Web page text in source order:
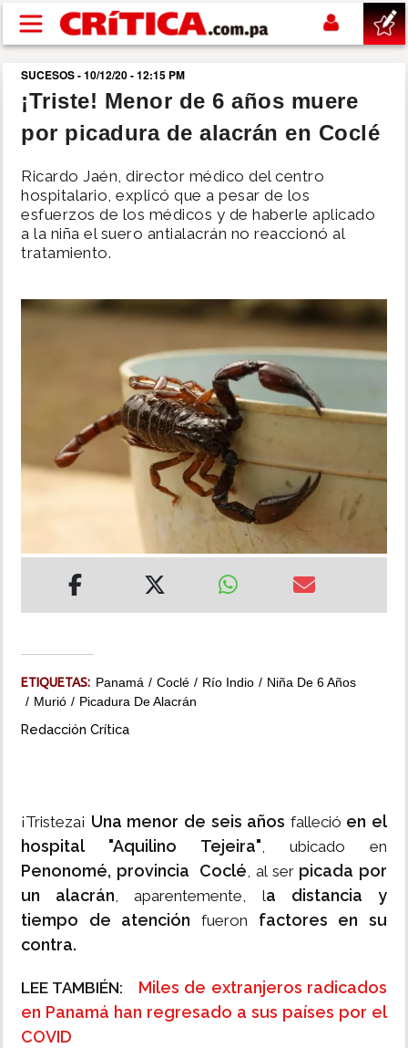
Pasar al contenido principal
buscar
SUCESOS
NACIONAL
POLÍTICA
INSÓLITAS
SUCESOS - 10/12/20 - 12:15 PM
¡Triste! Menor de 6 años muere
por picadura de alacrán en Coclé
Ricardo Jaén, director médico del centro
hospitalario, explicó que a pesar de los
esfuerzos de los médicos y de haberle aplicado
a la niña el suero antialacrán no reaccionó al
tratamiento.
ETIQUETAS: Panamá Coclé Río Indio
Niña De 6 Años
Murió
Picadura De Alacrán
Redacción Crítica
¡Tristeza¡ Una menor de seis años falleció en el
hospital "Aquilino Tejeira", ubicado en
Penonomé, provincia Coclé, al ser picada por
un alacrán, aparentemente, la distancia y
tiempo de atención fueron factores en su
contra.
LEE TAMBIÉN: Miles de extranjeros radicados
en Panamá han regresado a sus países por el
COVID